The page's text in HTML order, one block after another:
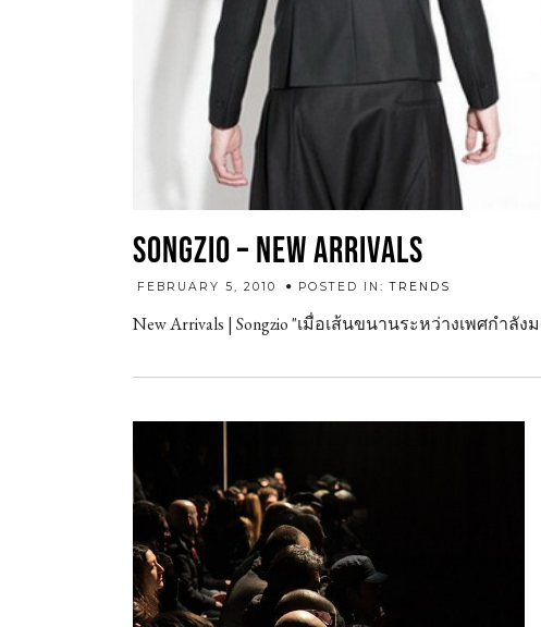
SONGZIO – NEW ARRIVALS
FEBRUARY 5, 2010 POSTED IN: TRENDS
New Arrivals | Songzio "เมื่อเส้นขนานระหว่างเพศกำลัง